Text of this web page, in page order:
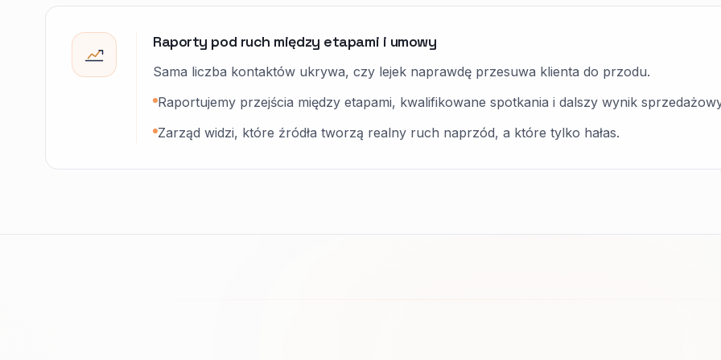
Raporty pod ruch między etapami i umowy
Sama liczba kontaktów ukrywa, czy lejek naprawdę przesuwa klienta do przodu.
Raportujemy przejścia między etapami, kwalifikowane spotkania i dalszy wynik
Zarząd widzi, które źródła tworzą realny ruch naprzód, a które tylko hałas.